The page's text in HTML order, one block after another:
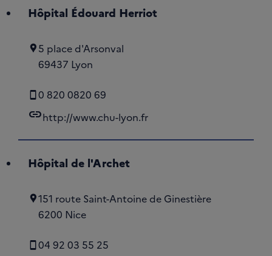
Hôpital Édouard Herriot
5 place d'Arsonval
69437 Lyon
0 820 0820 69
linkhttp://www.chu-lyon.fr
Hôpital de l'Archet
151 route Saint-Antoine de Ginestière
6200 Nice
04 92 03 55 25